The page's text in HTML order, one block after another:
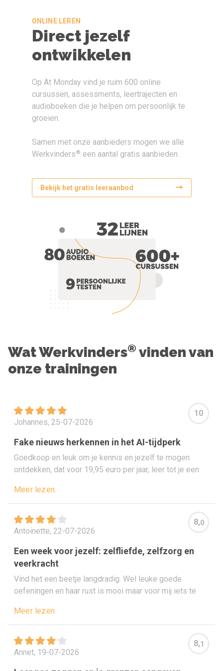
ONLINE LEREN
Direct jezelf
ontwikkelen
Op At Monday vind je ruim 600 online
cursussen, assessments, leertrajecten en
audioboeken die je helpen om persoonlijk te
groeien.
Samen met onze aanbieders mogen we alle
Werkvinders® een aantal gratis aanbieden.
Bekijk het gratis leeraanbod
Wat Werkvinders® vinden van
onze trainingen
Johannes, 25-07-2026
Fake nieuws herkennen in het AI-tijdperk
Goedkoop en leuk om je kennis en jezelf te mogen
ontdekken, dat voor 19,95 euro per jaar, leer tot je een
Meer lezen
10
Antoinette, 22-07-2026
Een week voor jezelf: zelfliefde, zelfzorg en
veerkracht
Vind het een beetje langdradig. Wel leuke goede
oefeningen en haar rust is mooi maar voor mij iets te
Meer lezen
8,0
Annet, 19-07-2026
8,1